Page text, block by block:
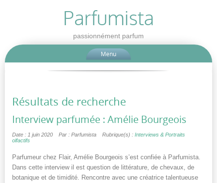
Parfumista
passionnément parfum
Menu
Résultats de recherche
Interview parfumée : Amélie Bourgeois
Date : 1 juin 2020 Par : Parfumista Rubrique(s) : Interviews & Portraits
olfactifs
Parfumeur chez Flair, Amélie Bourgeois s’est confiée à Parfumista.
Dans cette interview il est question de littérature, de chevaux, de
botanique et de timidité. Rencontre avec une créatrice talentueuse